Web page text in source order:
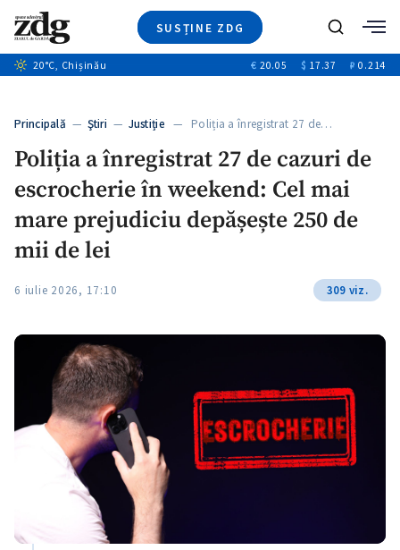
SUSȚINE ZDG
Ştiri
+6
Special
+1
Blog
+2
ZdGust
Caută
20°C, Chișinău € 20.05 $ 17.37 ₽ 0.214
Principală — Ştiri — Justiție— Poliția a înregistrat 27 de…
Poliția a înregistrat 27 de cazuri de
escrocherie în weekend: Cel mai
mare prejudiciu depășește 250 de
mii de lei
6 iulie 2026, 17:10 309 viz.